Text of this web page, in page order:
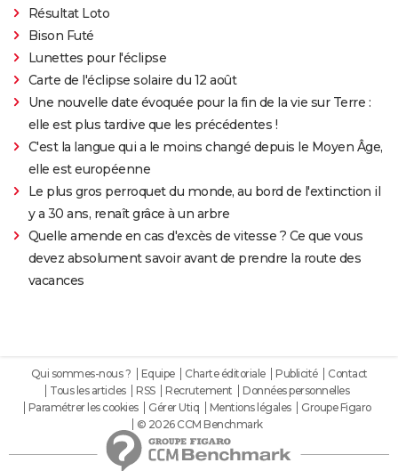
Résultat Loto
Bison Futé
Lunettes pour l'éclipse
Carte de l'éclipse solaire du 12 août
Une nouvelle date évoquée pour la fin de la vie sur Terre :
elle est plus tardive que les précédentes !
C'est la langue qui a le moins changé depuis le Moyen Âge,
elle est européenne
Le plus gros perroquet du monde, au bord de l'extinction il
y a 30 ans, renaît grâce à un arbre
Quelle amende en cas d'excès de vitesse ? Ce que vous
devez absolument savoir avant de prendre la route des
vacances
Qui sommes-nous ? Equipe Charte éditoriale Publicité
Contact
Tous les articles
RSS Recrutement
Données personnelles
Paramétrer les cookies
Gérer Utiq Mentions légales
Groupe Figaro
© 2026 CCM Benchmark